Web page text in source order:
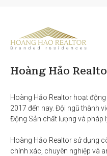
Hoàng Hảo
Hoàng Hảo Realtor hoạt
2017 đến nay. Đội ngũ thành
Động Sản chất lượng và pháp
Hoàng Hảo Realtor sử dụng
chính xác, chuyên nghiệp và